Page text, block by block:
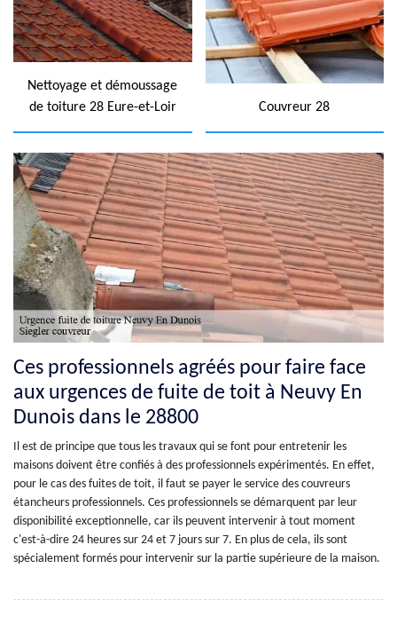
Nettoyage et démoussage
de toiture 28 Eure-et-Loir
Couvreur 28
Ces professionnels agréés pour faire face
aux urgences de fuite de toit à Neuvy En
Dunois dans le 28800
Il est de principe que tous les travaux qui se font pour entretenir les
maisons doivent être confiés à des professionnels expérimentés. En effet,
pour le cas des fuites de toit, il faut se payer le service des couvreurs
étancheurs professionnels. Ces professionnels se démarquent par leur
disponibilité exceptionnelle, car ils peuvent intervenir à tout moment
c'est-à-dire 24 heures sur 24 et 7 jours sur 7. En plus de cela, ils sont
spécialement formés pour intervenir sur la partie supérieure de la maison.